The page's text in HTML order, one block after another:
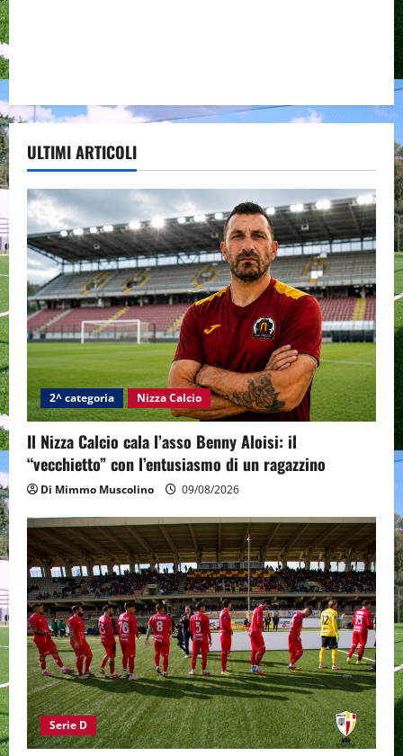
ULTIMI ARTICOLI
2^ categoria Nizza Calcio
Il Nizza Calcio cala l’asso Benny Aloisi: il
“vecchietto” con l’entusiasmo di un ragazzino
Di Mimmo Muscolino 09/08/2026
Serie D